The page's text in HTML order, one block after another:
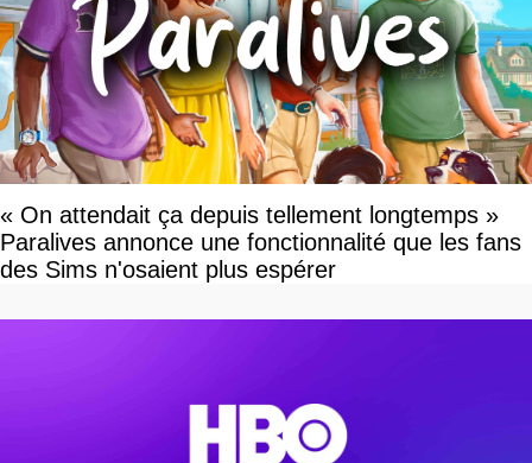
« On attendait ça depuis tellement longtemps »
Paralives annonce une fonctionnalité que les fans
des Sims n'osaient plus espérer